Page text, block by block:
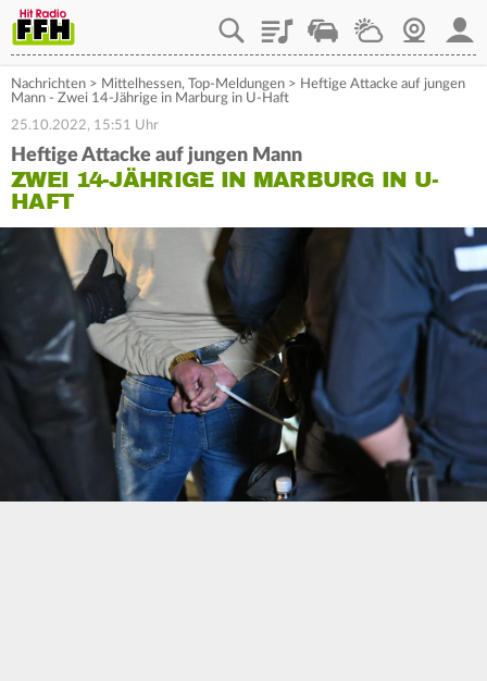
PlaylistStaupilotWetterWebcam
Nachrichten > Mittelhessen, Top-Meldungen > Heftige Attacke auf jungen
Mann - Zwei 14-Jährige in Marburg in U-Haft
25.10.2022, 15:51 Uhr
Heftige Attacke auf jungen Mann
ZWEI 14-JÄHRIGE IN MARBURG IN U-
HAFT